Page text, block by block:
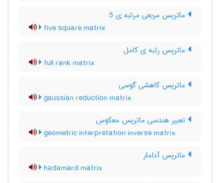
ماتریس مربعی مرتبه ی 5
five square matrix
ماتریس رتبه ی کامل
full rank matrix
ماتریس کاهشی گوسی
gaussian reduction matrix
تعبیر هندسی ماتریس معکوس
geometric interpretation inverse matrix
ماتریس آدامار
hadamard matrix